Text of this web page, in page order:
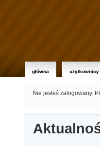
główna użytkownicy
Nie jesteś zalogowany.